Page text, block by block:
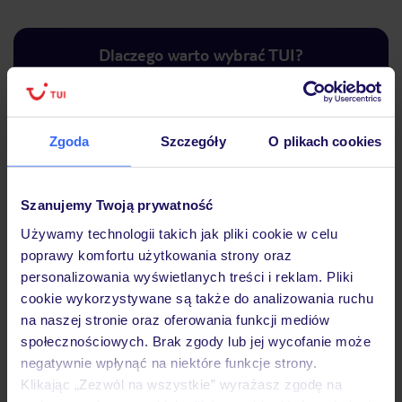
Zgoda Szczegóły O plikach cookies
Szanujemy Twoją prywatność
Używamy technologii takich jak pliki cookie w celu
poprawy komfortu użytkowania strony oraz
personalizowania wyświetlanych treści i reklam. Pliki
cookie wykorzystywane są także do analizowania ruchu
na naszej stronie oraz oferowania funkcji mediów
społecznościowych. Brak zgody lub jej wycofanie może
negatywnie wpłynąć na niektóre funkcje strony.
Klikając „Zezwól na wszystkie” wyrażasz zgodę na
Dlaczego warto wybrać TUI?
Lider niskich cen
Największe biuro
podróży w Polsce
30 lat w
Hotel
Pokoje